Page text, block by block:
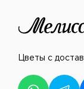
Цветы с